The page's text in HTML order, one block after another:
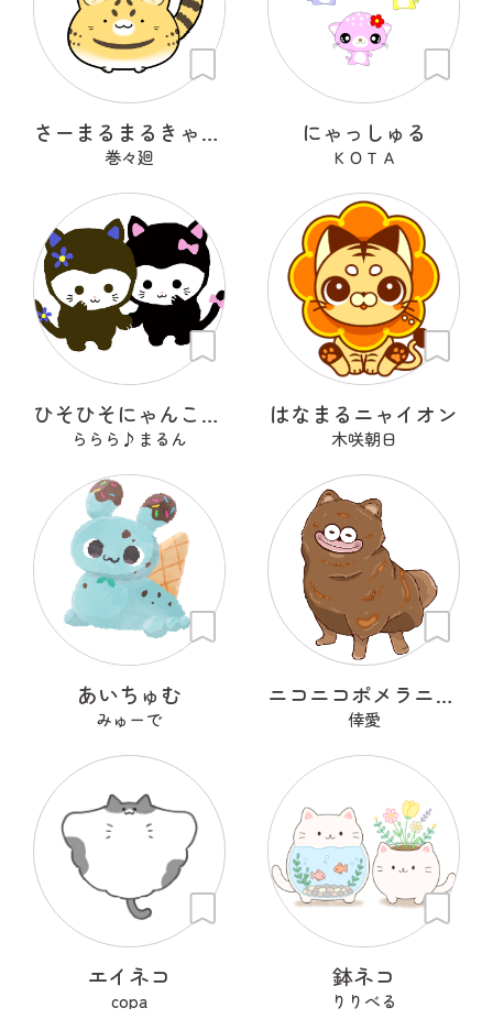
さーまるまるきゃっと
巻々廻
にゃっしゅる
ＫＯＴＡ
ひそひそにゃんこ ブルルとピピ
ららら♪まるん
はなまるニャイオン
木咲朝日
あいちゅむ
みゅーで
ニコニコポメラニアン
倖愛
エイネコ
copa
鉢ネコ
りりべる